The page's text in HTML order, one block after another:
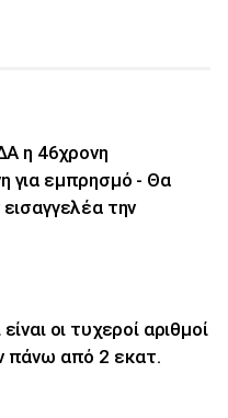
η 46χρονη
για εμπρησμό - Θα
την
οι τυχεροί αριθμοί
πάνω από 2 εκατ.